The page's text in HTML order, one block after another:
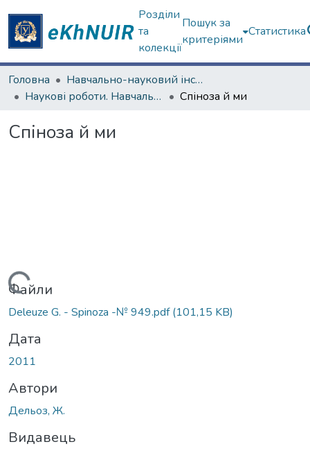
Розділи
та
колекції
Пошук за
критеріями
Статистика
Головна
Навчально-науковий інститут філософії, культурології, політології
Наукові роботи. Навчально-науковий інститут філософії, культурології, політології
Спіноза й ми
Спіноза й ми
Вантажиться...
Файли
Deleuze G. - Spinoza -№ 949.pdf(101,15 KB)
Дата
2011
Автори
Дельоз, Ж.
Видавець